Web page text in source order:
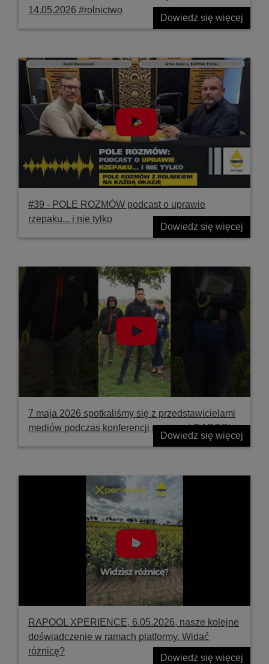
14.05.2026 #rolnictwo
Dowiedz się więcej
#39 ‐ POLE ROZMÓW podcast o uprawie
rzepaku... i nie tylko
Dowiedz się więcej
7 maja 2026 spotkaliśmy się z przedstawicielami
mediów podczas konferencji prasowej RAPOOL
Dowiedz się więcej
RAPOOL XPERIENCE, 6.05.2026, nasze kolejne
doświadczenie w ramach platformy. Widać
różnicę?
Dowiedz się więcej